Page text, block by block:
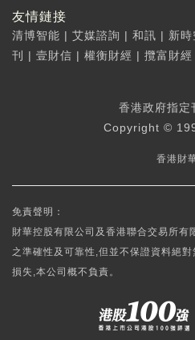
友情鏈接
清博智能 | 艾媒諮詢 | 和訊 | 新時
刊
| 壹財信 | 權衡財經 | 攬富財經
香港政府指定
Copyright ©
香港財
免責聲明：
財華控股有限公司及香港聯合交易所有
之準確性及可靠性,但並不保證資料絕
損失,本公司概不負責。